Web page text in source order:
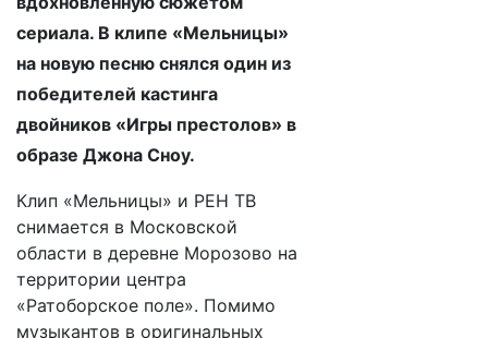
сериала. В клипе «Мельницы»
на новую песню снялся один из
победителей кастинга
двойников «Игры престолов» в
образе Джона Сноу.
Клип «Мельницы» и РЕН ТВ
снимается в Московской
области в деревне Морозово на
территории центра
«Ратоборское поле». Помимо
музыкантов в оригинальных